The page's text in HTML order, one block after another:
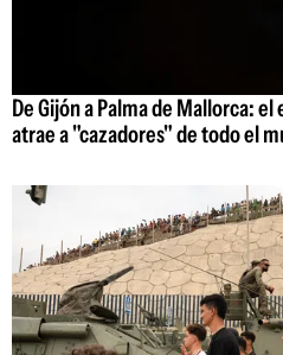
De Gijón a Palma de Mallorca: el
atrae a "cazadores" de todo el